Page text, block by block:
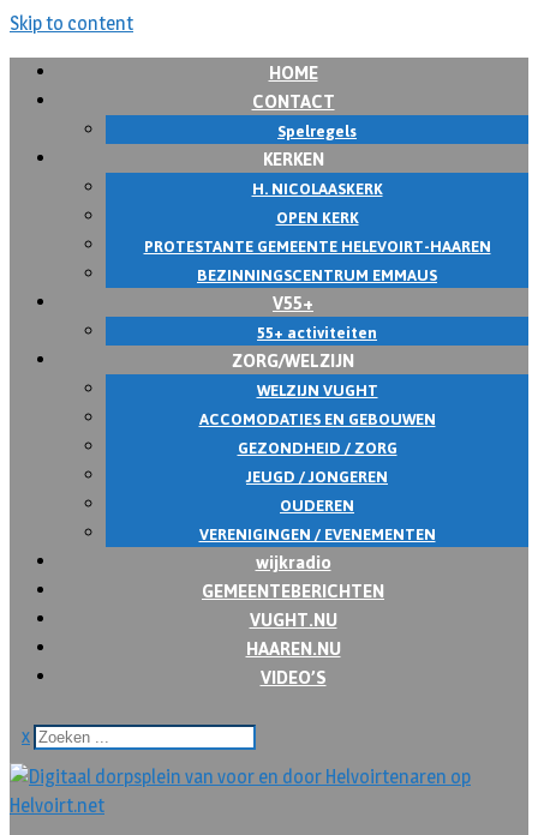
Skip to content
HOME
CONTACT
Spelregels
KERKEN
H. NICOLAASKERK
OPEN KERK
PROTESTANTE GEMEENTE HELEVOIRT-HAAREN
BEZINNINGSCENTRUM EMMAUS
V55+
55+ activiteiten
ZORG/WELZIJN
WELZIJN VUGHT
ACCOMODATIES EN GEBOUWEN
GEZONDHEID / ZORG
JEUGD / JONGEREN
OUDEREN
VERENIGINGEN / EVENEMENTEN
wijkradio
GEMEENTEBERICHTEN
VUGHT.NU
HAAREN.NU
VIDEO’S
x